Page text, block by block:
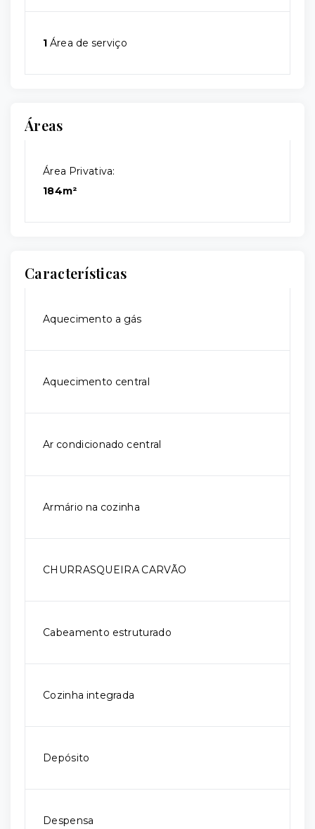
1 Área de serviço
Áreas
Área Privativa:
184m²
Características
Aquecimento a gás
Aquecimento central
Ar condicionado central
Armário na cozinha
CHURRASQUEIRA CARVÃO
Cabeamento estruturado
Cozinha integrada
Depósito
Despensa